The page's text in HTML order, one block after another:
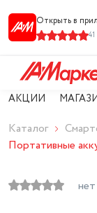
Открыть в
41
АКЦИИ
Каталог
Портативные